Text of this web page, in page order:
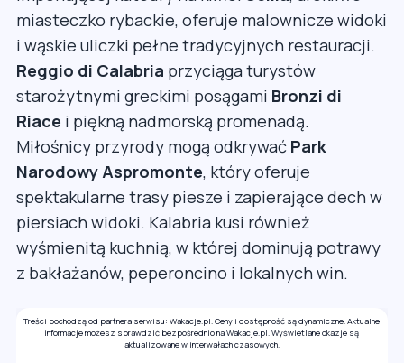
miasteczko rybackie, oferuje malownicze widoki
i wąskie uliczki pełne tradycyjnych restauracji.
Reggio di Calabria przyciąga turystów
starożytnymi greckimi posągami Bronzi di
Riace i piękną nadmorską promenadą.
Miłośnicy przyrody mogą odkrywać Park
Narodowy Aspromonte, który oferuje
spektakularne trasy piesze i zapierające dech w
piersiach widoki. Kalabria kusi również
wyśmienitą kuchnią, w której dominują potrawy
z bakłażanów, peperoncino i lokalnych win.
Treści pochodzą od partnera serwisu: Wakacje.pl. Ceny i dostępność są dynamiczne. Aktualne
informacje możesz sprawdzić bezpośrednio na Wakacje.pl. Wyświetlane okazje są
aktualizowane w interwałach czasowych.